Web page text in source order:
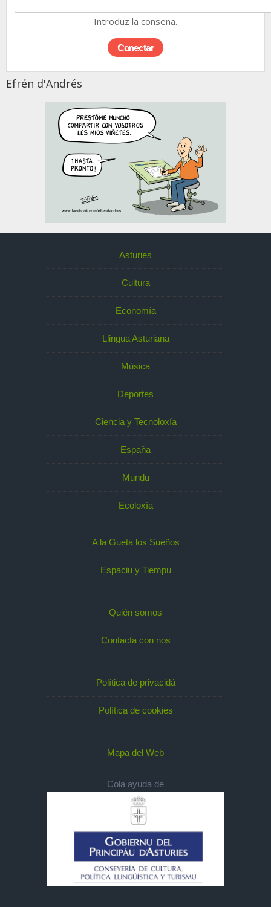
Introduz la conseña.
Efrén d'Andrés
Asturies
Cultura
Economía
Llingua Asturiana
Música
Deportes
Ciencia y Tecnoloxía
España
Mundu
Ecoloxía
A la Gueta los Sueños
Espaciu y Tiempu
Quién somos
Contacta con nos
Política de privacidá
Política de cookies
Mapa del Web
Cola ayuda de